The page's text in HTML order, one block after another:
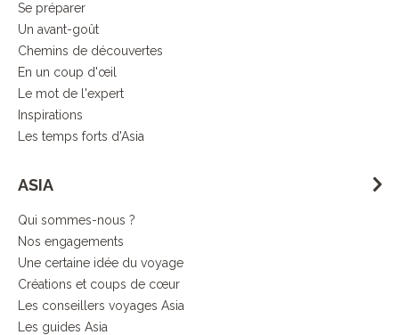
Se préparer
Un avant-goût
Chemins de découvertes
En un coup d'œil
Le mot de l'expert
Inspirations
Les temps forts d'Asia
ASIA
Qui sommes-nous ?
Nos engagements
Une certaine idée du voyage
Créations et coups de cœur
Les conseillers voyages Asia
Les guides Asia